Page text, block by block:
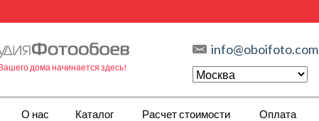
дома начинается здесь!
info@oboifoto.com
О нас Каталог Расчет стоимости Оплата